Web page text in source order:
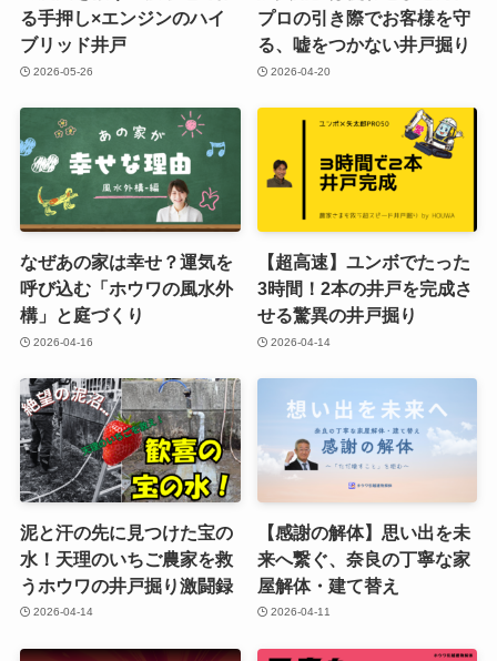
る手押し×エンジンのハイ
ブリッド井戸
2026-05-26
プロの引き際でお客様を守
る、嘘をつかない井戸掘り
2026-04-20
なぜあの家は幸せ？運気を
呼び込む「ホウワの風水外
構」と庭づくり
2026-04-16
【超高速】ユンボでたった
3時間！2本の井戸を完成さ
せる驚異の井戸掘り
2026-04-14
泥と汗の先に見つけた宝の
水！天理のいちご農家を救
うホウワの井戸掘り激闘録
2026-04-14
【感謝の解体】思い出を未
来へ繋ぐ、奈良の丁寧な家
屋解体・建て替え
2026-04-11